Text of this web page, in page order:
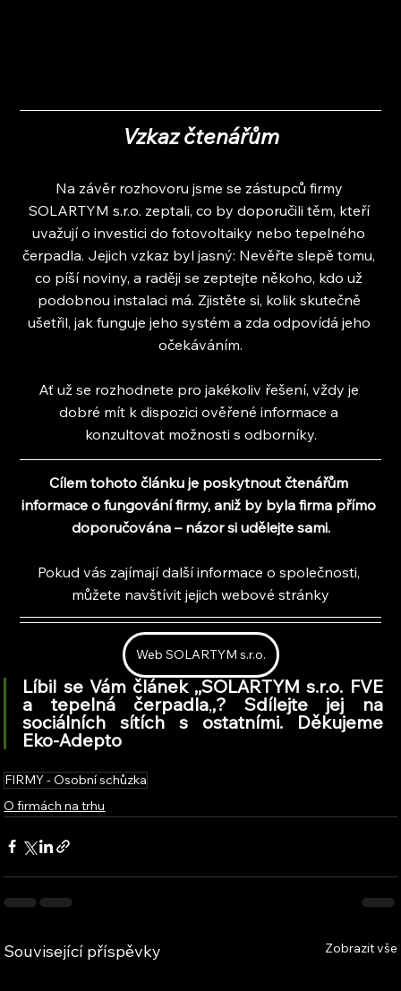
Vzkaz čtenářům
Na závěr rozhovoru jsme se zástupců firmy
SOLARTYM s.r.o. zeptali, co by doporučili těm, kteří
uvažují o investici do fotovoltaiky nebo tepelného
čerpadla. Jejich vzkaz byl jasný: Nevěřte slepě tomu,
co píší noviny, a raději se zeptejte někoho, kdo už
podobnou instalaci má. Zjistěte si, kolik skutečně
ušetřil, jak funguje jeho systém a zda odpovídá jeho
očekáváním.
Ať už se rozhodnete pro jakékoliv řešení, vždy je
dobré mít k dispozici ověřené informace a
konzultovat možnosti s odborníky.
Cílem tohoto článku je poskytnout čtenářům
informace o fungování firmy, aniž by byla firma přímo
doporučována – názor si udělejte sami.
Pokud vás zajímají další informace o společnosti,
můžete navštívit jejich webové stránky
Web SOLARTYM s.r.o.
Líbil se Vám článek ,,SOLARTYM s.r.o. FVE
a tepelná čerpadla,,? Sdílejte jej na
sociálních sítích s ostatními. Děkujeme
Eko-Adepto
FIRMY - Osobní schůzka
O firmách na trhu
Související příspěvky Zobrazit vše